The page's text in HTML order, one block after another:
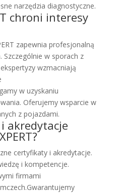
narzędzia diagnostyczne.
chroni interesy
zapewnia profesjonalną
w sporach z
wzmacniają
w uzyskaniu
Oferujemy wsparcie w
z pojazdami.
akredytacje
certyfikaty i akredytacje.
i kompetencje.
firmami